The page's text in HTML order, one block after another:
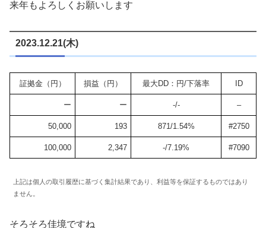
来年もよろしくお願いします
2023.12.21(木)
証拠金（円） 損益（円） 最大DD：円/下落率 ID
ー ー -/- –
50,000 193 871/1.54% #2750
100,000 2,347 -/7.19% #7090
上記は個人の取引履歴に基づく集計結果であり、利益等を保証するものではあり
ません。
そろそろ佳境ですね